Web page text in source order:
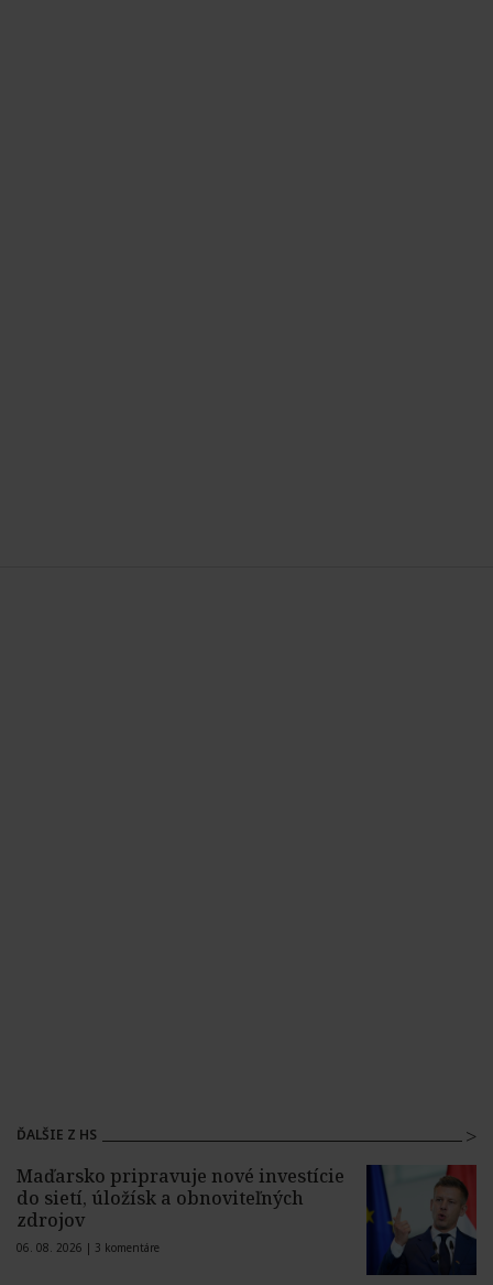
ĎALŠIE Z HS
Maďarsko pripravuje nové investície
do sietí, úložísk a obnoviteľných
zdrojov
06. 08. 2026 | 3 komentáre